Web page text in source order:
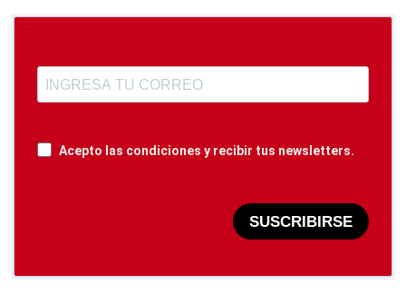
Acepto las condiciones y recibir tus newsletters.
SUSCRIBIRSE